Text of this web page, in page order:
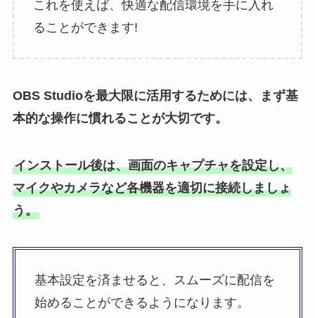
これを使えば、快適な配信環境を手に入れ
ることができます!
OBS Studioを最大限に活用するためには、まず基
本的な操作に慣れることが大切です。
インストール後は、画面のキャプチャを設定し、
マイクやカメラなど各機器を適切に接続しましょ
う。
基本設定を済ませると、スムーズに配信を
始めることができるようになります。